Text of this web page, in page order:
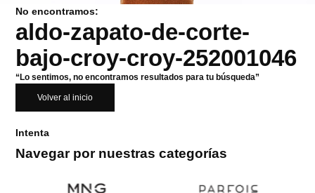
No encontramos:
aldo-zapato-de-corte-
bajo-croy-croy-252001046
“Lo sentimos, no encontramos resultados para tu búsqueda”
Volver al inicio
Intenta
Navegar por nuestras categorías